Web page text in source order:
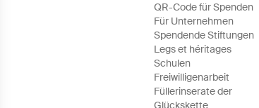
QR-Code für Spenden
Für Unternehmen
Spendende Stiftungen
Legs et héritages
Schulen
Freiwilligenarbeit
Füllerinserate der
Glückskette